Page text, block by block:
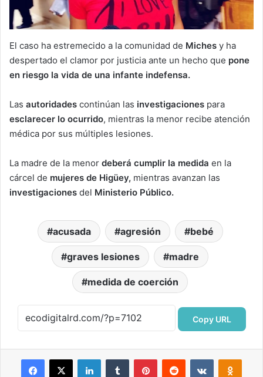
El caso ha estremecido a la comunidad de Miches y ha
despertado el clamor por justicia ante un hecho que pone
en riesgo la vida de una infante indefensa.
Las autoridades continúan las investigaciones para
esclarecer lo ocurrido, mientras la menor recibe atención
médica por sus múltiples lesiones.
La madre de la menor deberá cumplir la medida en la
cárcel de mujeres de Higüey, mientras avanzan las
investigaciones del Ministerio Público.
acusada agresión bebé
graves lesiones madre
medida de coerción
Copy URL
Facebook
X LinkedInTumblr PinterestReddit VKontakte